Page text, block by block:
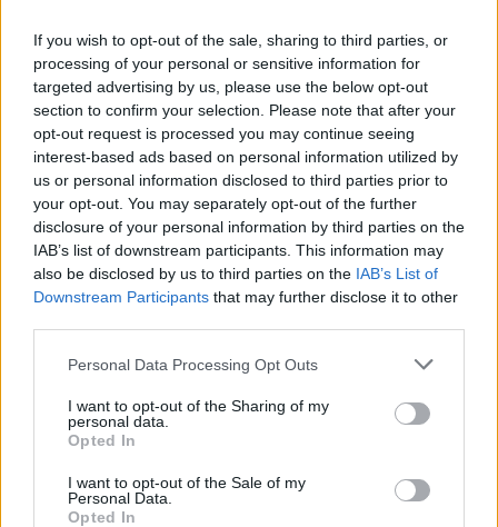
If you wish to opt-out of the sale, sharing to third parties, or
processing of your personal or sensitive information for
targeted advertising by us, please use the below opt-out
section to confirm your selection. Please note that after your
opt-out request is processed you may continue seeing
interest-based ads based on personal information utilized by
us or personal information disclosed to third parties prior to
your opt-out. You may separately opt-out of the further
disclosure of your personal information by third parties on the
IAB’s list of downstream participants. This information may
also be disclosed by us to third parties on the IAB’s List of
Downstream Participants that may further disclose it to other
Personal Data Processing Opt Outs
I want to opt-out of the Sharing of my
personal data.
Opted In
I want to opt-out of the Sale of my
Personal Data.
Opted In
Dexamfetamine (446)
ADHD - psychostimulantia
Euthyrox (436)
Schildklier - hypothyroidie (traagwerkend)
De reviews op deze pagina zijn door de gebruikers
gegenereerd en vervolgens gelezen en aangepast alvorens
goedkeuring, om zo te voldoen aan onze standaarden wat betreft
een review voor een medicijn. Voor het delen van ervaringen is
geen medische kennis noodzakelijk. Op deze manier geven de
reviews alleen een beeld van de ervaring van de schrijvers en niet
die van de eigenaar van deze website. Denk er aan dat de
voor medisch advies altijd contact op moet nemen met uw arts of
apotheker.